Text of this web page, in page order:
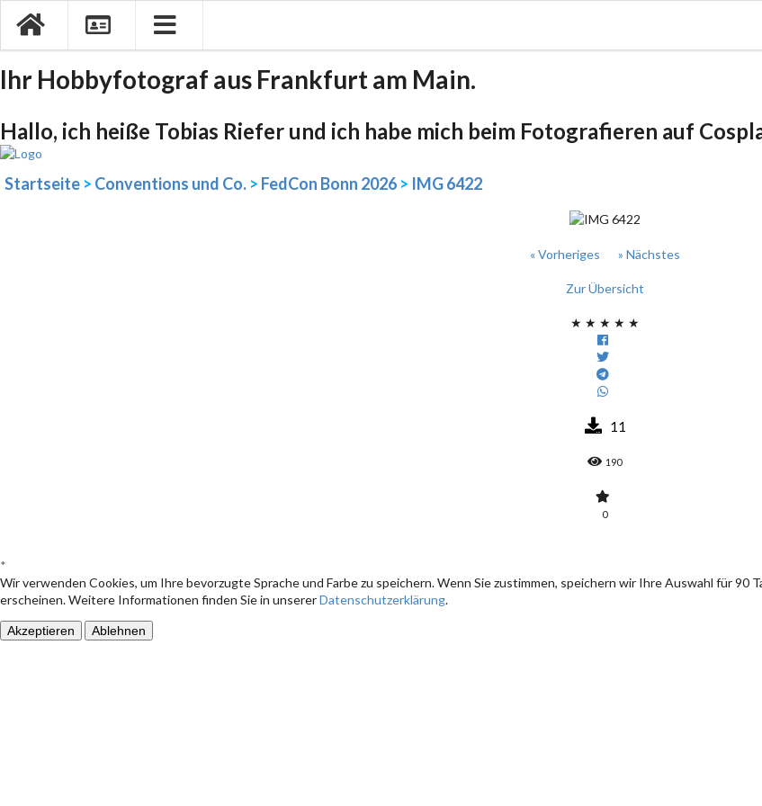
Ihr Hobbyfotograf aus Frankfurt am Main.
Hallo, ich heiße Tobias Riefer und ich habe mich beim Fotografieren auf
Startseite > Conventions und Co. > FedCon Bonn 2026 > IMG 6422
« Vorheriges » Nächstes
Zur Übersicht
★ ★ ★ ★ ★
11
190
0
*
Wir verwenden Cookies, um Ihre bevorzugte Sprache und Farbe zu speichern. Wenn Sie zustimmen, speichern wir Ihre Auswahl für
erscheinen. Weitere Informationen finden Sie in unsererDatenschutzerklärung.
Akzeptieren Ablehnen